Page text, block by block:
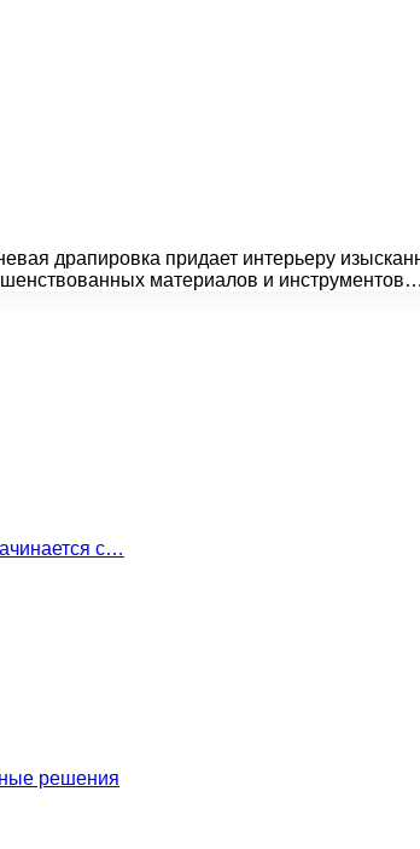
драпировка придает интерьеру
материалов и инструментов…
с…
решения